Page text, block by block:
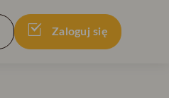
Zaloguj się